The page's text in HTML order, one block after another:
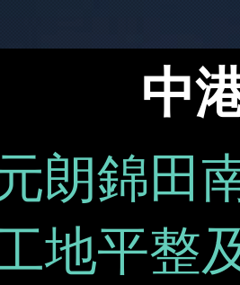
朗錦田
地平整
中